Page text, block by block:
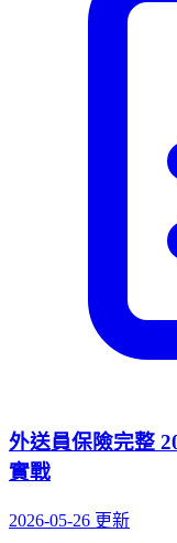
外送員保險完整
實戰
2026-05-26 更新